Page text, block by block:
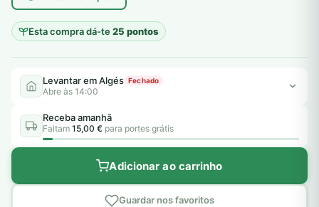
Esta compra dá-te25 pontos
Levantar em Algés Fechado
Abre às 14:00
Receba amanhã
Faltam 15,00 € para portes grátis
Adicionar ao carrinho
Guardar nos favoritos